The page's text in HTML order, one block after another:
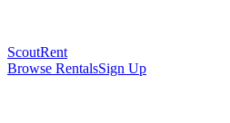
ScoutRent
Browse RentalsSign Up